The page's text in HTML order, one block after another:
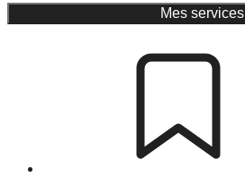
Mes services